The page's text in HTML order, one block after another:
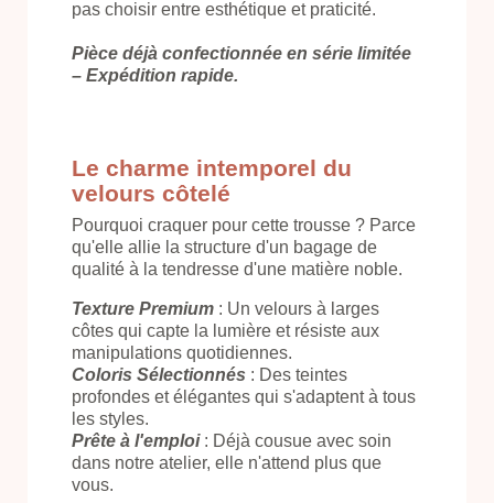
pas choisir entre esthétique et praticité.
Pièce déjà confectionnée en série limitée
– Expédition rapide.
Le charme intemporel du
velours côtelé
Pourquoi craquer pour cette trousse ? Parce
qu'elle allie la structure d'un bagage de
qualité à la tendresse d'une matière noble.
Texture Premium : Un velours à larges
côtes qui capte la lumière et résiste aux
manipulations quotidiennes.
Coloris Sélectionnés : Des teintes
profondes et élégantes qui s'adaptent à tous
les styles.
Prête à l'emploi : Déjà cousue avec soin
dans notre atelier, elle n'attend plus que
vous.